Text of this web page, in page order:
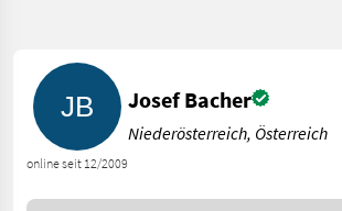
online seit 12/2009
Josef Bacher
Niederösterreich, Österreich